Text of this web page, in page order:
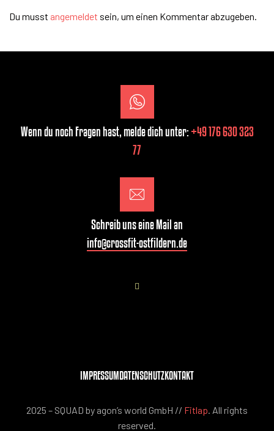
Du musst angemeldet sein, um einen Kommentar abzugeben.
Wenn du noch Fragen hast, melde dich unter:+49 176 630 323
77
Schreib uns eine Mail an
info@crossfit-ostfildern.de
IMPRESSUMDATENSCHUTZKONTAKT
2025 – SQUAD by agon’s world GmbH // Fitlap. All rights
reserved.